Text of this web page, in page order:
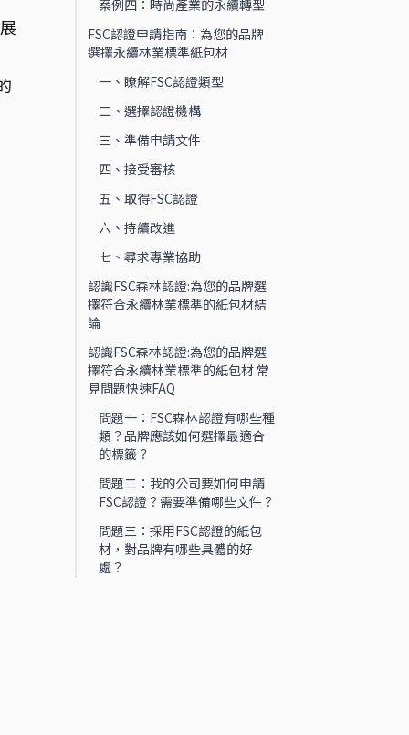
案例四：時尚產業的永續轉型
FSC認證申請指南：為您的品牌
選擇永續林業標準紙包材
一、瞭解FSC認證類型
二、選擇認證機構
三、準備申請文件
四、接受審核
五、取得FSC認證
六、持續改進
七、尋求專業協助
認識FSC森林認證:為您的品牌選
擇符合永續林業標準的紙包材結
論
認識FSC森林認證:為您的品牌選
擇符合永續林業標準的紙包材 常
見問題快速FAQ
問題一：FSC森林認證有哪些種
類？品牌應該如何選擇最適合
的標籤？
問題二：我的公司要如何申請
FSC認證？需要準備哪些文件？
問題三：採用FSC認證的紙包
材，對品牌有哪些具體的好
處？